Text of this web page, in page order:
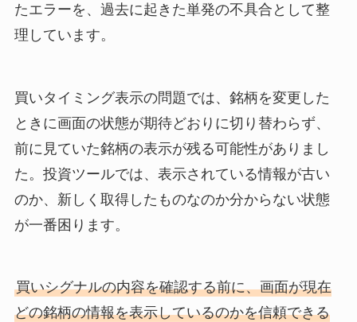
たエラーを、過去に起きた単発の不具合として整
理しています。
買いタイミング表示の問題では、銘柄を変更した
ときに画面の状態が期待どおりに切り替わらず、
前に見ていた銘柄の表示が残る可能性がありまし
た。投資ツールでは、表示されている情報が古い
のか、新しく取得したものなのか分からない状態
が一番困ります。
買いシグナルの内容を確認する前に、画面が現在
どの銘柄の情報を表示しているのかを信頼できる